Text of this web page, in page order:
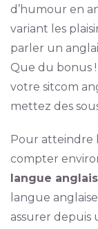
d’humour en
variant les
parler un
Que du bonus
votre sitcom
mettez des
Pour atteindre
compter
langue
langue
assurer depuis